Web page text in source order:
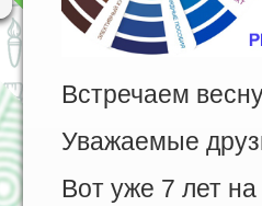
Встречаем
Уважаемые
Вот уже 7 лет